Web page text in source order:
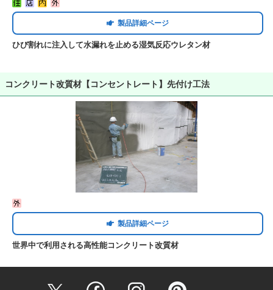
製品詳細ページ
ひび割れに注入して水漏れを止める湿気反応ウレタン材
コンクリート改質材【コンセントレート】先付け工法
製品詳細ページ
世界中で利用される高性能コンクリート改質材